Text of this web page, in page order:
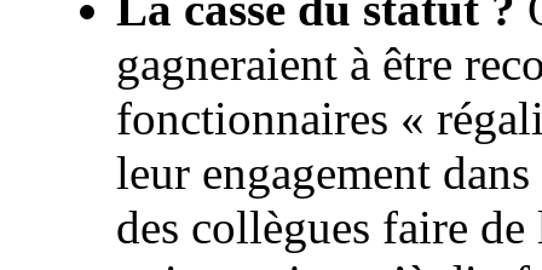
gagneraient à être
fonctionnaires «
leur engagement
des collègues faire